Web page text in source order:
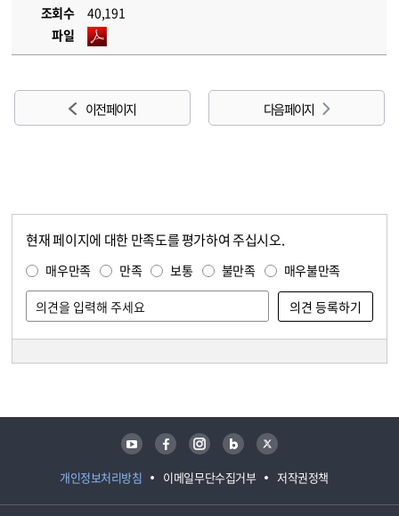
조회수
40,191
파일
이전 페이지 다음 페이지
현재 페이지에 대한 만족도를 평가하여 주십시오.
매우만족 만족 보통 불만족 매우불만족
개인정보처리방침 이메일무단수집거부 저작권정책
유튜브 페이스북 인스타그램 블로그 트위터